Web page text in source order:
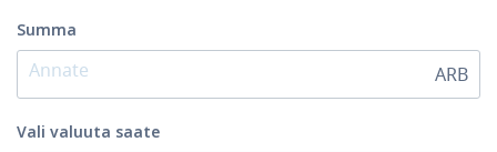
Summa
ARB
Vali valuuta saate